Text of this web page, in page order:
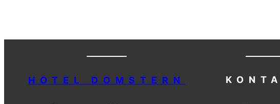
HOTEL DOMSTERN